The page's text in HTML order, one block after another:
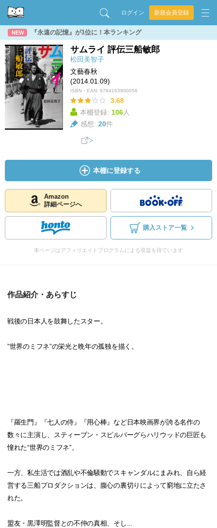
ログイン 新規会員登録
NEW 『永遠の記憶』が1位に！本ランキング
サムライ 評伝三船敏郎
松田美智子
文藝春秋
(2014.01.09)
ISBN・EAN: 9784163900056
3.68
本棚登録: 106人
感想: 20件
本棚に登録する
Amazon
詳細ページへ
購入ストア一覧
本ページはアフィリエイトプログラムによる収益を得ています
作品紹介・あらすじ
戦後の日本人を鼓舞したスター。
”世界のミフネ”の栄光と晩年の孤独を描く。
『羅生門』『七人の侍』『用心棒』など日本映画界が誇る名作の
数々に主演し、スティーブン・スピルバーグらハリウッドの巨匠も
憧れた“世界のミフネ”。
一方、私生活では酒乱や不倫騒動でスキャンダルにまみれ、自ら経
営する三船プロダクションは、腹心の裏切りによって窮地に立たさ
れた。
盟友・黒澤明監督との不仲の真相、そし...